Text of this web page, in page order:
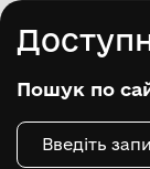
Пошук по